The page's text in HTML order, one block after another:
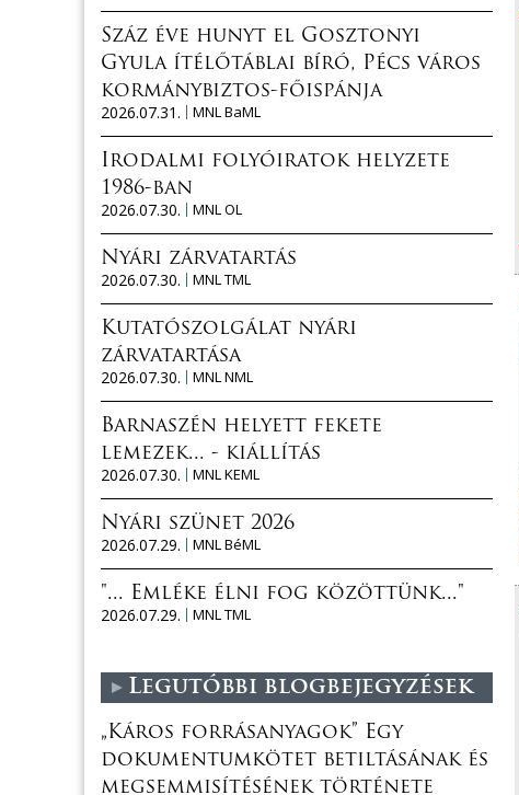
Száz éve hunyt el Gosztonyi
Gyula ítélőtáblai bíró, Pécs város
kormánybiztos-főispánja
2026.07.31.
MNL BaML
Irodalmi folyóiratok helyzete
1986-ban
2026.07.30.
MNL OL
Nyári zárvatartás
2026.07.30.
MNL TML
Kutatószolgálat nyári
zárvatartása
2026.07.30.
MNL NML
Barnaszén helyett fekete
lemezek... - kiállítás
2026.07.30.
MNL KEML
Nyári szünet 2026
2026.07.29.
MNL BéML
"... Emléke élni fog közöttünk..."
2026.07.29.
MNL TML
Legutóbbi blogbejegyzések
„Káros forrásanyagok” Egy
dokumentumkötet betiltásának és
megsemmisítésének története